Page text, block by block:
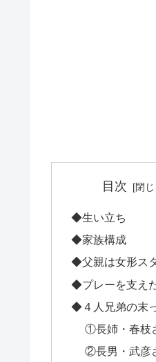
目次
◆生い立ち
◆家族構成
◆父親は女形ス
◆プレーを支え
◆４人兄弟の末
①長姉・春枝
②長男・武彦